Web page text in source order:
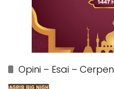
Opini – Esai – Cerpen